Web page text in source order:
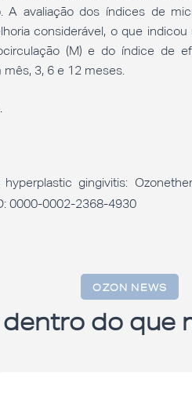
avaliação dos índices de
considerável, o que
(M) e do índice de
3, 6 e 12 meses.
gingivitis:
0000-0002-2368-4930
OZON NEWS
dentro do que